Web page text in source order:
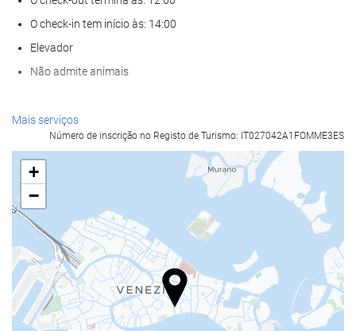
O check-in tem início às: 14:00
Elevador
Não admite animais
Serviços de receção
Recepção disponível 24 horas
Sala para bagagem
Alimentação e bebidas
Bar
Instalações de negócios
Centro de Negócios
Mais serviços
Número de inscrição no Registo de Turismo: IT027042A1FOMME3ES
+
−